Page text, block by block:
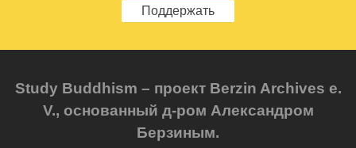
Поддержать
Study Buddhism – проект Berzin Archives e.
V., основанный д-ром Александром
Берзиным.